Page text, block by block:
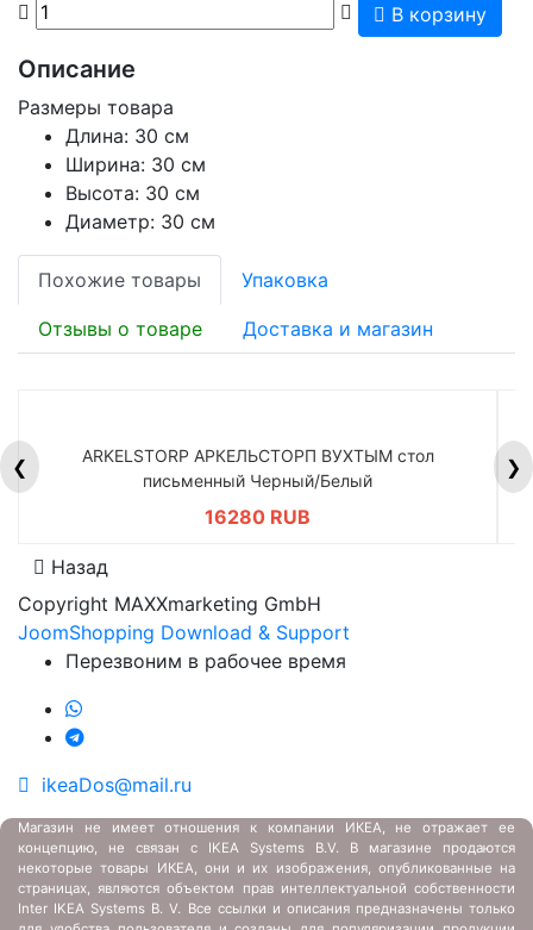
В корзину
Описание
Размеры товара
Длина: 30 см
Ширина: 30 см
Высота: 30 см
Диаметр: 30 см
Похожие товары Упаковка
Отзывы о товаре Доставка и магазин
❮
ARKELSTORP АРКЕЛЬСТОРП ВУХТЫМ стол
письменный Черный/Белый
16280 RUB
❯
Назад
Copyright MAXXmarketing GmbH
JoomShopping Download & Support
Перезвоним в рабочее время
ikeaDos@mail.ru
Магазин не имеет отношения к компании ИКЕА, не отражает ее
концепцию, не связан с IKEA Systems B.V. В магазине продаются
некоторые товары ИКЕА, они и их изображения, опубликованные на
страницах, являются объектом прав интеллектуальной собственности
Inter IKEA Systems B. V. Все ссылки и описания предназначены только